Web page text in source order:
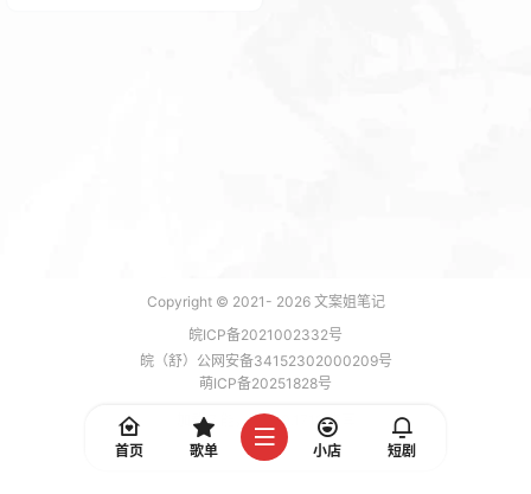
Copyright © 2021- 2026文案姐笔记
皖ICP备2021002332号
皖（舒）公网安备34152302000209号
萌ICP备20251828号
加载 7 能，功耗 0.1712 焦耳
首页
歌单 小店 短剧